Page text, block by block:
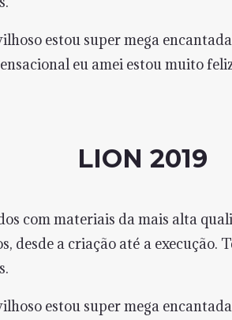
estou super mega
eu amei estou muito
LION 2019
com materiais da mais alta
desde a criação até a execução.
estou super mega